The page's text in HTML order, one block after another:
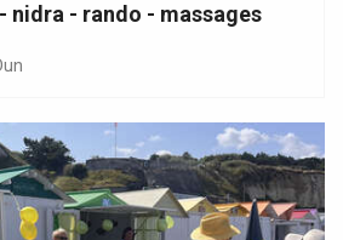
nidra - rando - massages